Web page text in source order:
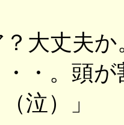
？大丈夫
・・。頭
泣）」